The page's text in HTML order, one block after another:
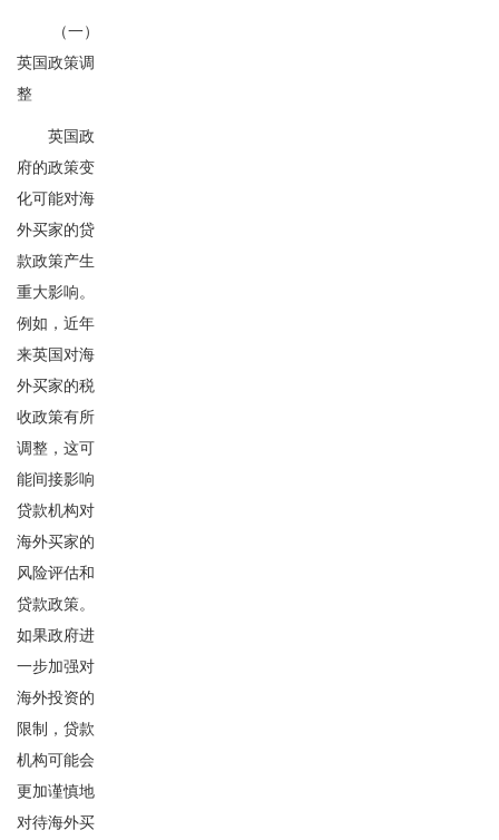
（一）
英国政策调
整
英国政
府的政策变
化可能对海
外买家的贷
款政策产生
重大影响。
例如，近年
来英国对海
外买家的税
收政策有所
调整，这可
能间接影响
贷款机构对
海外买家的
风险评估和
贷款政策。
如果政府进
一步加强对
海外投资的
限制，贷款
机构可能会
更加谨慎地
对待海外买